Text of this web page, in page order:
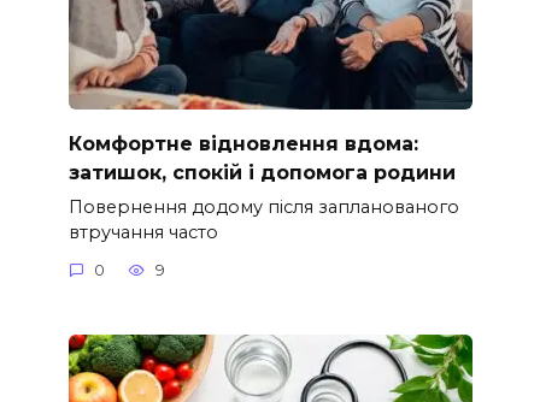
Комфортне відновлення вдома:
затишок, спокій і допомога родини
Повернення додому після запланованого
втручання часто
0 9